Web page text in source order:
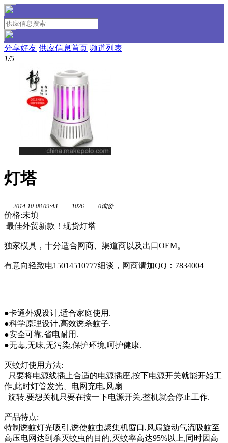
分享好友 供应信息首页 频道列表
1/5
灯塔
2014-10-08 09:43 1026 0询价
价格:未填
最佳外贸新款！现货灯塔
独家模具，十分适合网商、渠道商以及出口OEM。
有意向轻致电15014510777细谈，网商请加QQ：7834004
●卡通外观设计,适合家庭使用.
●科学原理设计,高效诱杀蚊子.
●安全可靠,省电耐用.
●无毒,无味,无污染,保护环境,呵护健康.
灭蚊灯使用方法:
只要将电源线插上合适的电源插座,按下电源开关就能开始工
作,此时灯管发光、电网充电,风扇
旋转.要想关机只要在按一下电源开关,整机就会停止工作.
产品特点:
特制诱蚊灯光吸引,诱使蚊虫聚集机窗口,风扇旋动气流吸蚊至
高压电网达到杀灭蚊虫的目的,灭蚊率高达95%以上,同时因高